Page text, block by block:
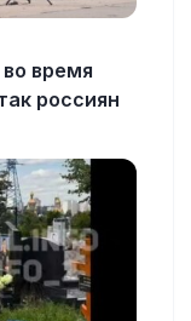
время
россиян